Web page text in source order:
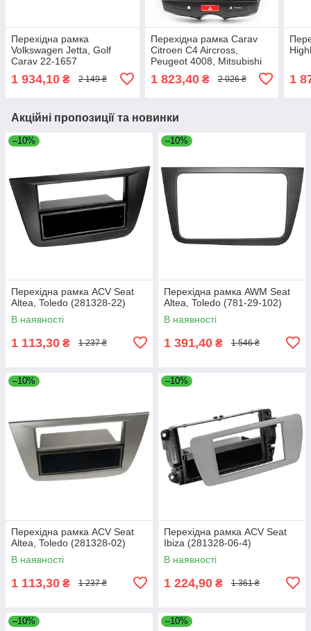
Перехідна рамка
Volkswagen Jetta, Golf
Carav 22-1657
1 934,10 ₴ 2 149 ₴
Перехідна рамка Carav
Citroen C4 Aircross,
Peugeot 4008, Mitsubishi
ASX, Outlander Sport (22-
103)
1 823,40₴ 2 026 ₴ 1
Акційні пропозиції та новинки
–10%
Перехідна рамка ACV Seat
Altea, Toledo (281328-22)
В наявності
1 113,30 ₴ 1 237 ₴
–10%
Перехідна рамка AWM Seat
Altea, Toledo (781-29-102)
В наявності
1 391,40 ₴ 1 546 ₴
–10%
Перехідна рамка ACV Seat
Altea, Toledo (281328-02)
В наявності
1 113,30 ₴ 1 237 ₴
–10%
Перехідна рамка ACV Seat
Ibiza (281328-06-4)
В наявності
1 224,90 ₴ 1 361 ₴
–10% –10%